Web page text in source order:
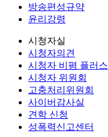
방송편성규약
윤리강령
시청자실
시청자의견
시청자 비평 플러스
시청자 위원회
고충처리위원회
사이버감사실
견학 신청
성폭력신고센터